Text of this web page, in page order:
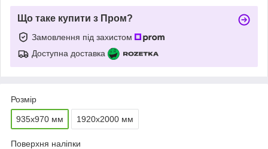
Що таке купити з Пром?
Замовлення під захистом
Доступна доставка
Розмір
935х970 мм 1920х2000 мм
Поверхня наліпки